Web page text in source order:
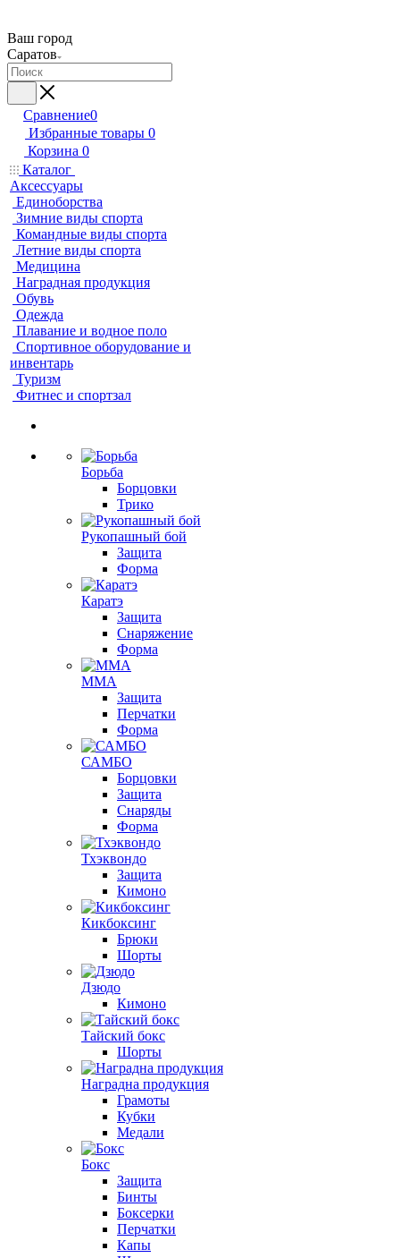
Ваш город
Саратов
Сравнение0
Избранные товары 0
Корзина 0
Каталог
Аксессуары
Единоборства
Зимние виды спорта
Командные виды спорта
Летние виды спорта
Медицина
Наградная продукция
Обувь
Одежда
Плавание и водное поло
Спортивное оборудование и
инвентарь
Туризм
Фитнес и спортзал
Борьба
Борцовки
Трико
Рукопашный бой
Защита
Форма
Каратэ
Защита
Снаряжение
Форма
ММА
Защита
Перчатки
Форма
САМБО
Борцовки
Защита
Снаряды
Форма
Тхэквондо
Защита
Кимоно
Кикбоксинг
Брюки
Шорты
Дзюдо
Кимоно
Тайский бокс
Шорты
Наградна продукция
Грамоты
Кубки
Медали
Бокс
Защита
Бинты
Боксерки
Перчатки
Капы